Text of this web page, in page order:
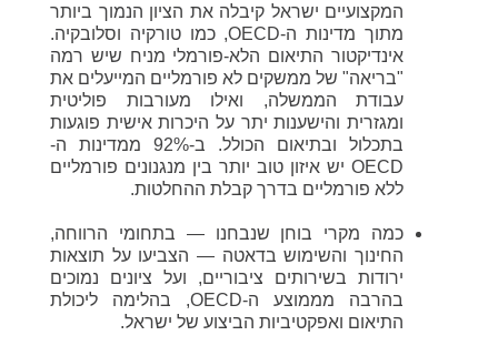
המקצועיים ישראל קיבלה את הציון הנמוך ביותר
מתוך מדינות ה-OECD, כמו טורקיה וסלובקיה.
אינדיקטור התיאום הלא-פורמלי מניח שיש רמה
"בריאה" של ממשקים לא פורמליים המייעלים את
עבודת הממשלה, ואילו מעורבות פוליטית
ומגזרית והישענות יתר על היכרות אישית פוגעות
בתכלול ובתיאום הכולל. ב-92% ממדינות ה-
OECD יש איזון טוב יותר בין מנגנונים פורמליים
ללא פורמליים בדרך קבלת ההחלטות.
כמה מקרי בוחן שנבחנו — בתחומי הרווחה,
החינוך והשימוש בדאטה — הצביעו על תוצאות
ירודות בשירותים ציבוריים, ועל ציונים נמוכים
בהרבה מממוצע ה-OECD, בהלימה ליכולת
התיאום ואפקטיביות הביצוע של ישראל.